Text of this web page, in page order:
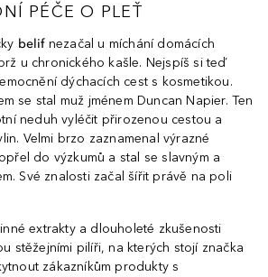
PÉČE O PLEŤ
belifnezačal u míchání domácích
u chronického kašle. Nejspíš si teď
dýchacích cest s kosmetikou.
se stal muž jménem Duncan Napier. Ten
neduh vyléčit přirozenou cestou a
Velmi brzo zaznamenal výrazné
do výzkumů a stal se slavným a
Své znalosti začal šířit právě na poli
extrakty a dlouholeté zkušenosti
stěžejními pilíři, na kterých stojí značka
zákazníkům produkty s